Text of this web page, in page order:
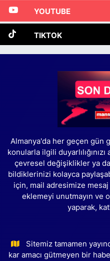
YOUTUBE
TIKTOK
Almanya'da her geçen gün
konularla ilgili
çevresel değişiklikler ya
bildiklerinizi kolayca
için, mail adresimize
eklemeyi unutmayın ve
yaparak,
Sitemiz tamamen
kar amacı gütmeyen bir